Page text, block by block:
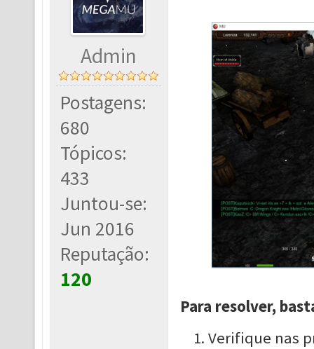
Admin
Postagens:
680
Tópicos:
433
Juntou-se:
Jun 2016
Reputação:
120
Para resolver,
Verifique nas